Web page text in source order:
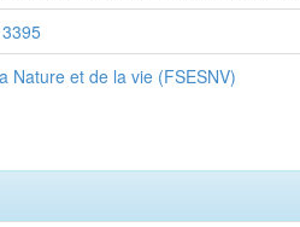
Nature et de la vie (FSESNV)